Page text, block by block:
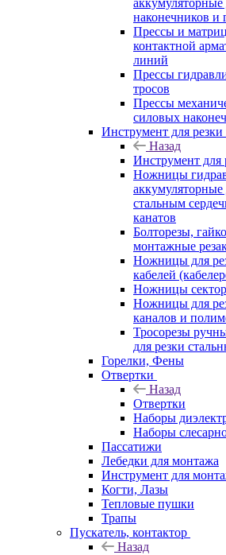
аккумуляторные
наконечников и
Прессы и
контактной
линий
Прессы
тросов
Прессы
силовых
Инструмент для резки
Назад
Инструмент для
Ножницы
аккумуляторные
стальным
канатов
Болторезы,
монтажные
Ножницы для
кабелей
Ножницы
Ножницы для
каналов и
Тросорезы
для резки
Горелки, Фены
Отвертки
Назад
Отвертки
Наборы
Наборы
Пассатижи
Лебедки для монтажа
Инструмент для
Когти, Лазы
Тепловые пушки
Трапы
Пускатель, контактор
Назад